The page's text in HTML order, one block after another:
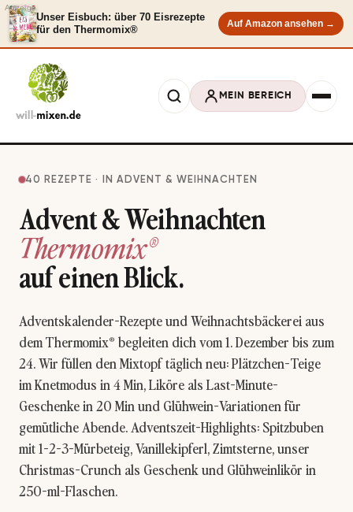
Anzeige
Unser Eisbuch: über 70 Eisrezepte
für den Thermomix®
Auf Amazon ansehen →
MEIN BEREICH
40 REZEPTE · IN ADVENT & WEIHNACHTEN
Advent & Weihnachten
Thermomix®
auf einen Blick.
Adventskalender-Rezepte und Weihnachtsbäckerei aus
dem Thermomix® begleiten dich vom 1. Dezember bis zum
24. Wir füllen den Mixtopf täglich neu: Plätzchen-Teige
im Knetmodus in 4 Min, Liköre als Last-Minute-
Geschenke in 20 Min und Glühwein-Variationen für
gemütliche Abende. Adventszeit-Highlights: Spitzbuben
mit 1-2-3-Mürbeteig,Vanillekipferl, Zimtsterne, unser
Christmas-Crunch als Geschenk und Glühweinlikör in
250-ml-Flaschen.